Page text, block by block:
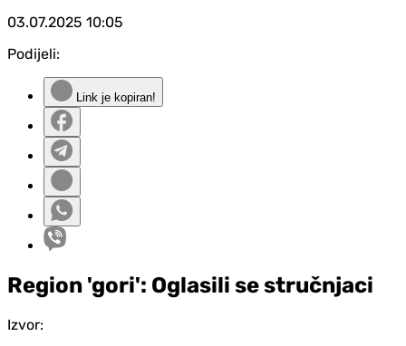
03.07.2025 10:05
Podijeli:
Link je kopiran!
Region 'gori': Oglasili se stručnjaci
Izvor: